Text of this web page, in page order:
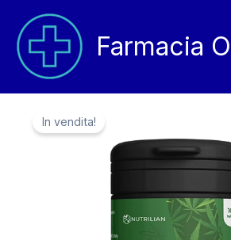
contenuto
Farmacia
In vendita!